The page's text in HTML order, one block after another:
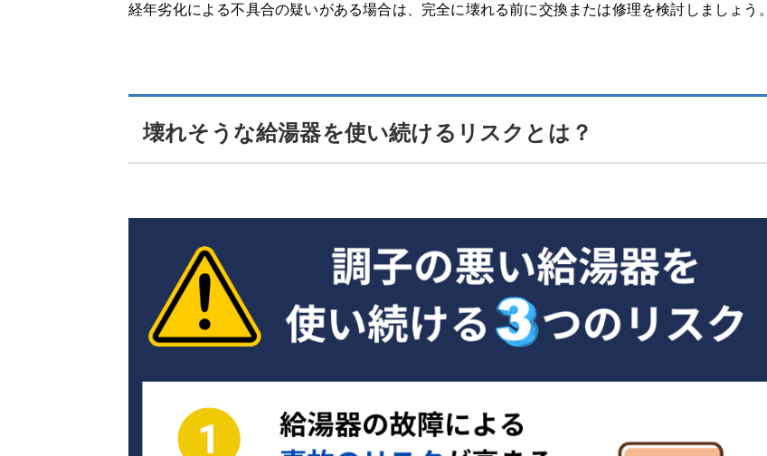
経年劣化による不具合の疑いがある場合は、完全に壊れる前に交換または修理を検討しましょう。
壊れそうな給湯器を使い続けるリスクとは？